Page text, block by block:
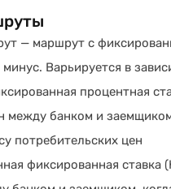
— маршрут с
Варьируется в
процентная
между банком и
потребительских цен
фиксированная